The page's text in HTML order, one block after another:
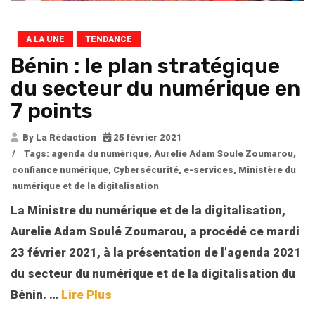
A LA UNE TENDANCE
Bénin : le plan stratégique
du secteur du numérique en
7 points
By La Rédaction
25 février 2021
/
Tags: agenda du numérique, Aurelie Adam Soule Zoumarou,
confiance numérique, Cybersécurité, e-services, Ministère du
numérique et de la digitalisation
La Ministre du numérique et de la digitalisation,
Aurelie Adam Soulé Zoumarou, a procédé ce mardi
23 février 2021, à la présentation de l’agenda 2021
du secteur du numérique et de la digitalisation du
Bénin. … Lire Plus